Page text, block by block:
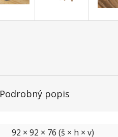
Podrobný popis
92 × 92 × 76 (š × h × v)